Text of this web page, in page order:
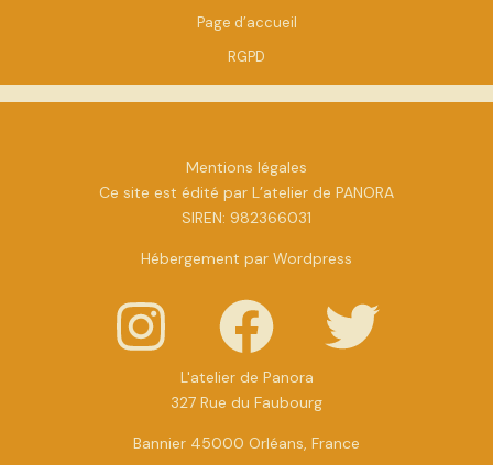
Page d’accueil
RGPD
Mentions légales
Ce site est édité par L’atelier de PANORA
SIREN: 982366031
Hébergement par Wordpress
L'atelier de Panora
327 Rue du Faubourg
Bannier 45000 Orléans, France